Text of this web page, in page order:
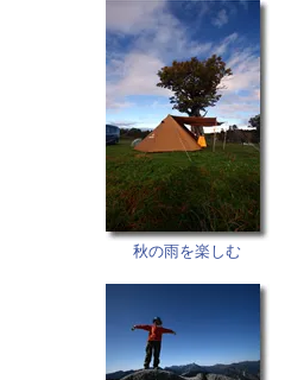
秋の雨を楽しむ